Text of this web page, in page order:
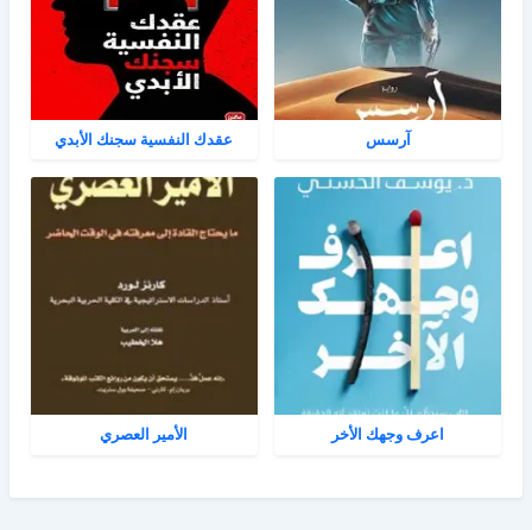
آرسس عقدك النفسية سجنك الأبدي
اعرف وجهك الأخر الأمير العصري